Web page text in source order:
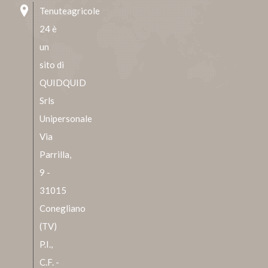
Tenuteagricole
24 è
un
sito di
QUIDQUID
Srls
Unipersonale
Via
Parrilla,
9 -
31015
Conegliano
(TV)
P.I.,
C.F. -